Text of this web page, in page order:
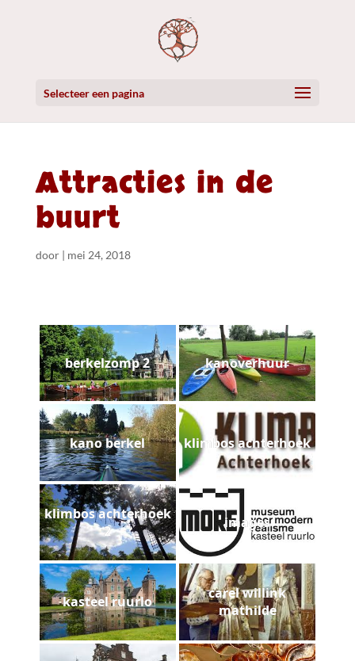
Selecteer een pagina
Attracties in de
buurt
door | mei 24, 2018
berkelzomp 2 kanoverhuur
kano berkel klimbos achterhoek
klimbos achterhoek
2
images
kasteel ruurlo
carel willink
mathilde